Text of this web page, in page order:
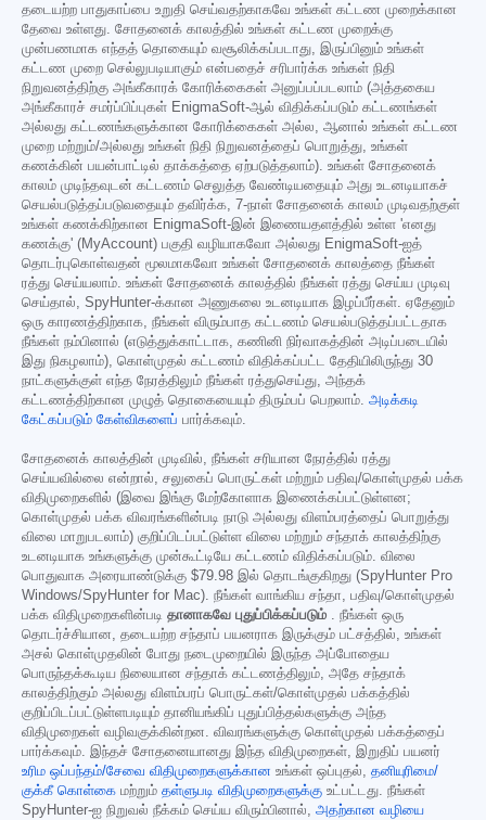
தடையற்ற பாதுகாப்பை உறுதி செய்வதற்காகவே உங்கள் கட்டண முறைக்கான
தேவை உள்ளது. சோதனைக் காலத்தில் உங்கள் கட்டண முறைக்கு
முன்பணமாக எந்தத் தொகையும் வசூலிக்கப்படாது, இருப்பினும் உங்கள்
கட்டண முறை செல்லுபடியாகும் என்பதைச் சரிபார்க்க உங்கள் நிதி
நிறுவனத்திற்கு அங்கீகாரக் கோரிக்கைகள் அனுப்பப்படலாம் (அத்தகைய
அங்கீகாரச் சமர்ப்பிப்புகள் EnigmaSoft-ஆல் விதிக்கப்படும் கட்டணங்கள்
அல்லது கட்டணங்களுக்கான கோரிக்கைகள் அல்ல, ஆனால் உங்கள் கட்டண
முறை மற்றும்/அல்லது உங்கள் நிதி நிறுவனத்தைப் பொறுத்து, உங்கள்
கணக்கின் பயன்பாட்டில் தாக்கத்தை ஏற்படுத்தலாம்). உங்கள் சோதனைக்
காலம் முடிந்தவுடன் கட்டணம் செலுத்த வேண்டியதையும் அது உடனடியாகச்
செயல்படுத்தப்படுவதையும் தவிர்க்க, 7-நாள் சோதனைக் காலம் முடிவதற்குள்
உங்கள் கணக்கிற்கான EnigmaSoft-இன் இணையதளத்தில் உள்ள 'எனது
கணக்கு' (MyAccount) பகுதி வழியாகவோ அல்லது EnigmaSoft-ஐத்
தொடர்புகொள்வதன் மூலமாகவோ உங்கள் சோதனைக் காலத்தை நீங்கள்
ரத்து செய்யலாம். உங்கள் சோதனைக் காலத்தில் நீங்கள் ரத்து செய்ய முடிவு
செய்தால், SpyHunter-க்கான அணுகலை உடனடியாக இழப்பீர்கள். ஏதேனும்
ஒரு காரணத்திற்காக, நீங்கள் விரும்பாத கட்டணம் செயல்படுத்தப்பட்டதாக
நீங்கள் நம்பினால் (எடுத்துக்காட்டாக, கணினி நிர்வாகத்தின் அடிப்படையில்
இது நிகழலாம்), கொள்முதல் கட்டணம் விதிக்கப்பட்ட தேதியிலிருந்து 30
நாட்களுக்குள் எந்த நேரத்திலும் நீங்கள் ரத்துசெய்து, அந்தக்
கட்டணத்திற்கான முழுத் தொகையையும் திரும்பப் பெறலாம். அடிக்கடி
கேட்கப்படும் கேள்விகளைப் பார்க்கவும்.
சோதனைக் காலத்தின் முடிவில், நீங்கள் சரியான நேரத்தில் ரத்து
செய்யவில்லை என்றால், சலுகைப் பொருட்கள் மற்றும் பதிவு/கொள்முதல் பக்க
விதிமுறைகளில் (இவை இங்கு மேற்கோளாக இணைக்கப்பட்டுள்ளன;
கொள்முதல் பக்க விவரங்களின்படி நாடு அல்லது விளம்பரத்தைப் பொறுத்து
விலை மாறுபடலாம்) குறிப்பிடப்பட்டுள்ள விலை மற்றும் சந்தாக் காலத்திற்கு
உடனடியாக உங்களுக்கு முன்கூட்டியே கட்டணம் விதிக்கப்படும். விலை
பொதுவாக அரையாண்டுக்கு $79.98 இல் தொடங்குகிறது (SpyHunter Pro
Windows/SpyHunter for Mac). நீங்கள் வாங்கிய சந்தா, பதிவு/கொள்முதல்
பக்க விதிமுறைகளின்படி தானாகவே புதுப்பிக்கப்படும் . நீங்கள் ஒரு
தொடர்ச்சியான, தடையற்ற சந்தாப் பயனராக இருக்கும் பட்சத்தில், உங்கள்
அசல் கொள்முதலின் போது நடைமுறையில் இருந்த அப்போதைய
பொருந்தக்கூடிய நிலையான சந்தாக் கட்டணத்திலும், அதே சந்தாக்
காலத்திற்கும் அல்லது விளம்பரப் பொருட்கள்/கொள்முதல் பக்கத்தில்
குறிப்பிடப்பட்டுள்ளபடியும் தானியங்கிப் புதுப்பித்தல்களுக்கு அந்த
விதிமுறைகள் வழிவகுக்கின்றன. விவரங்களுக்கு கொள்முதல் பக்கத்தைப்
பார்க்கவும். இந்தச் சோதனையானது இந்த விதிமுறைகள், இறுதிப் பயனர்
உரிம ஒப்பந்தம்/சேவை விதிமுறைகளுக்கான உங்கள் ஒப்புதல், தனியுரிமை/
குக்கீ கொள்கை மற்றும் தள்ளுபடி விதிமுறைகளுக்கு உட்பட்டது. நீங்கள்
SpyHunter-ஐ நிறுவல் நீக்கம் செய்ய விரும்பினால், அதற்கான வழியை